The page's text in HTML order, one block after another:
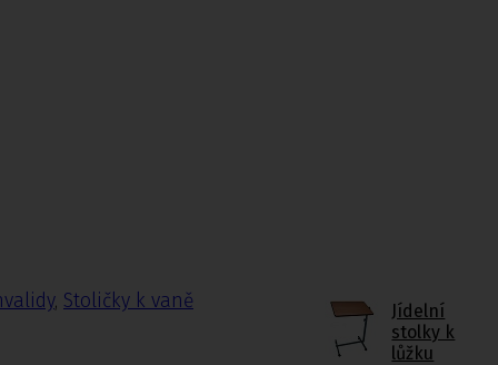
, Stoličky k vaně
Jídelní
stolky k
lůžku